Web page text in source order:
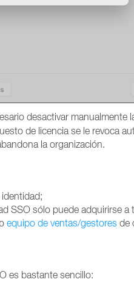
desactivar manualmente
de licencia se le revoca
la organización.
SSO sólo puede adquirirse
equipo de ventas/gestores de
es bastante sencillo: